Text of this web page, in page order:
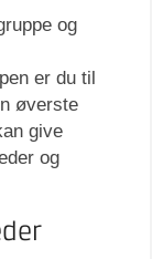
og
er du til
øverste
give
og